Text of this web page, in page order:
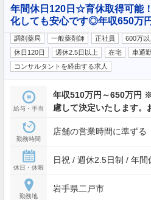
年間休日120日☆育休取得可能
化しても安心です◎年収650万
調剤薬局 一般薬剤師 正社員 600万以
休日120日
週休2.5日以上 在宅
車通
コンサルタントを経由する求人
給与・手当
年収510万円～650万円
慮して決定いたします。
勤務時間
店舗の営業時間に準ずる
休日・休暇
日祝 / 週休2.5日制 / 年間
勤務地
岩手県二戸市